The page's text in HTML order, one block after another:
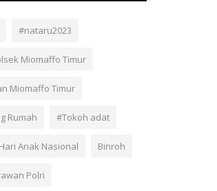
#nataru2023
Miomaffo Timur
Miomaffo Timur
Rumah #Tokoh adat
Hari Anak Nasional Binroh
Polri